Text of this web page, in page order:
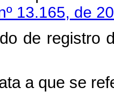
13.165, de
de registro
a que se